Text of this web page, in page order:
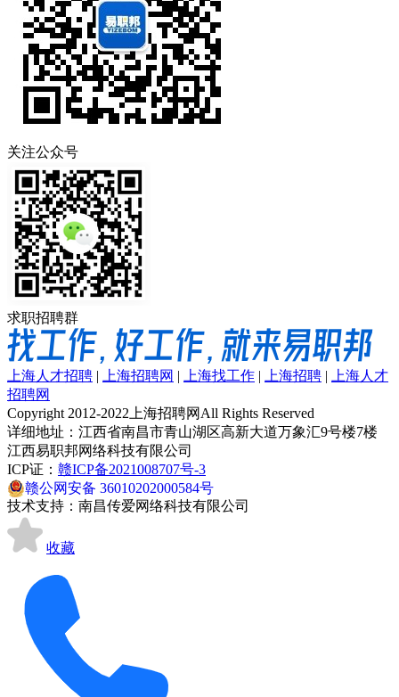
关注公众号
求职招聘群
上海人才招聘 | 上海招聘网 | 上海找工作 | 上海招聘 |
上海人才
招聘网
Copyright 2012-2022上海招聘网All Rights Reserved
详细地址：江西省南昌市青山湖区高新大道万象汇9号楼7楼
江西易职邦网络科技有限公司
ICP证： 赣ICP备2021008707号-3
赣公网安备 36010202000584号
技术支持：南昌传爱网络科技有限公司
收藏